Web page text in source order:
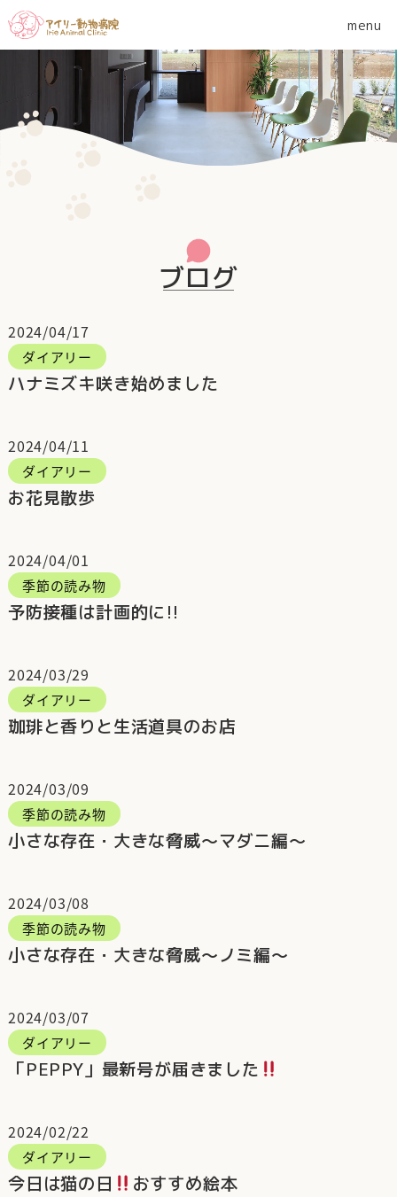
ブログ
ハナミズキ咲き始めました
2024/04/17
ダイアリー
お花見散歩
2024/04/11
ダイアリー
予防接種は計画的に!!
2024/04/01
季節の読み物
珈琲と香りと生活道具のお店
2024/03/29
ダイアリー
小さな存在・大きな脅威～マダニ編～
2024/03/09
季節の読み物
小さな存在・大きな脅威～ノミ編～
2024/03/08
季節の読み物
「PEPPY」最新号が届きました
2024/03/07
ダイアリー
今日は猫の日 おすすめ絵本
2024/02/22
ダイアリー